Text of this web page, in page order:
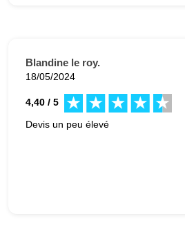
Blandine le roy.
18/05/2024
4,40 / 5
Devis un peu élevé